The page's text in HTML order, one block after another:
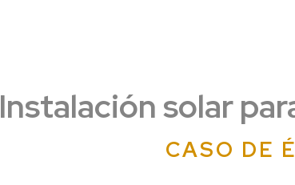
Instalación solar
CASO DE